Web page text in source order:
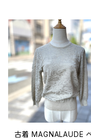
古着 MAGNALAUDE